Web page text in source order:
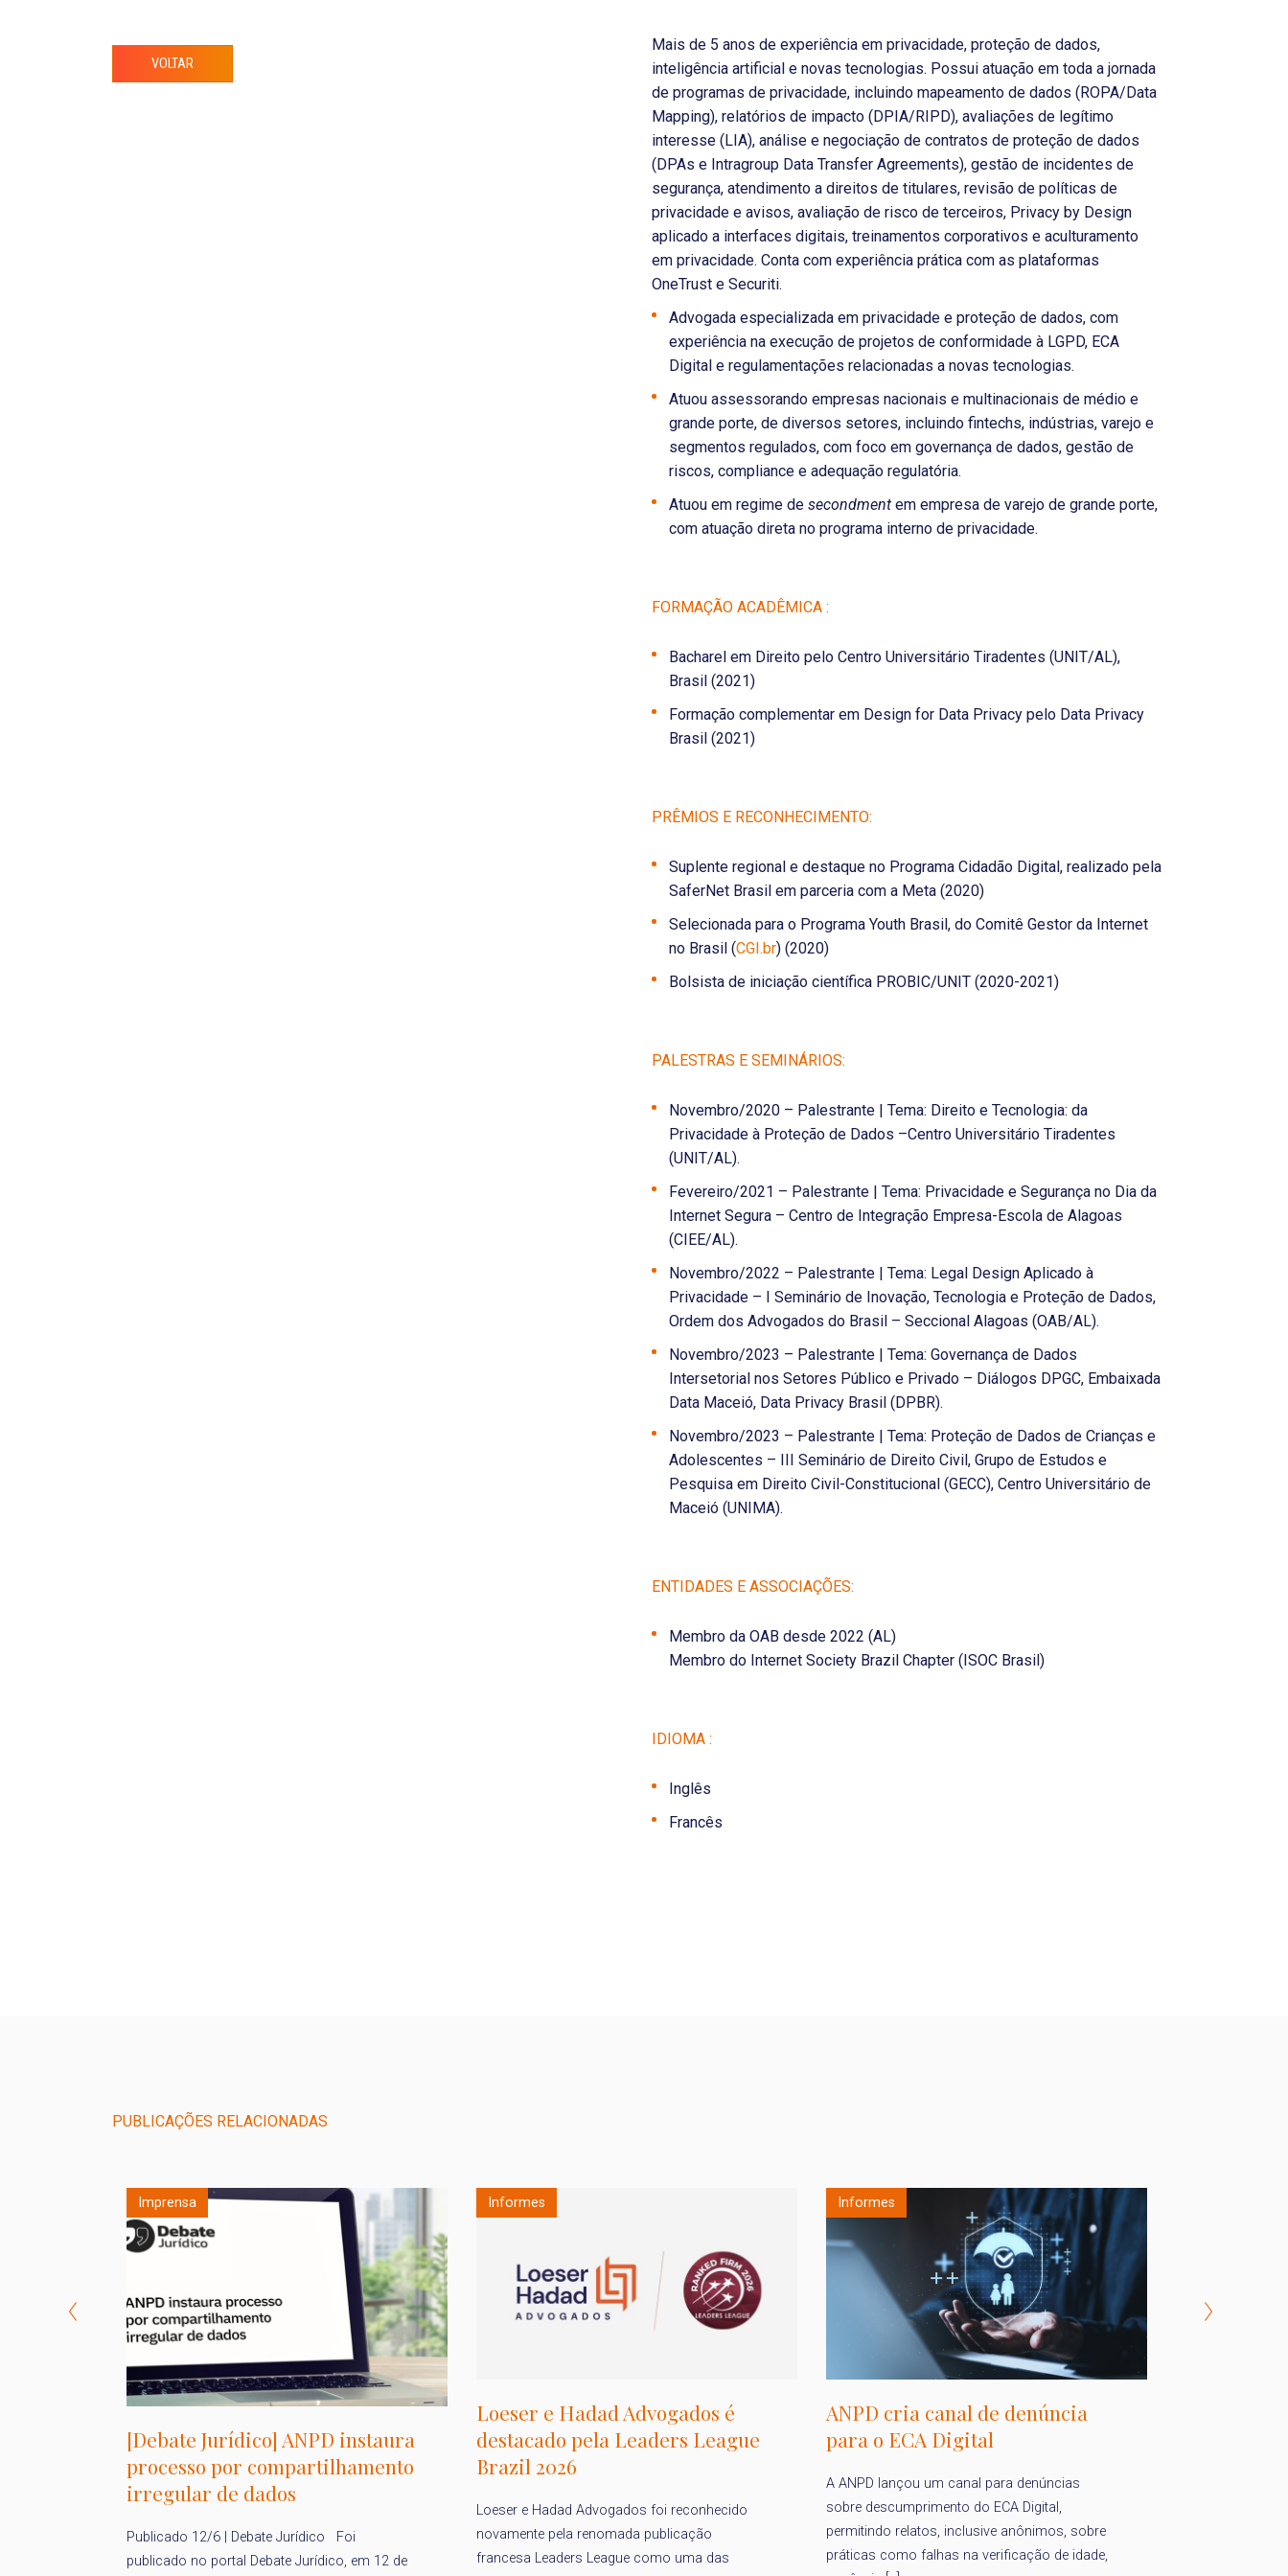
VOLTAR
Mais de 5 anos de experiência em privacidade, proteção de dados,
inteligência artificial e novas tecnologias. Possui atuação em toda a jornada
de programas de privacidade, incluindo mapeamento de dados (ROPA/Data
Mapping), relatórios de impacto (DPIA/RIPD), avaliações de legítimo
interesse (LIA), análise e negociação de contratos de proteção de dados
(DPAs e Intragroup Data Transfer Agreements), gestão de incidentes de
segurança, atendimento a direitos de titulares, revisão de políticas de
privacidade e avisos, avaliação de risco de terceiros, Privacy by Design
aplicado a interfaces digitais, treinamentos corporativos e aculturamento
em privacidade. Conta com experiência prática com as plataformas
OneTrust e Securiti.
Advogada especializada em privacidade e proteção de dados, com
experiência na execução de projetos de conformidade à LGPD, ECA
Digital e regulamentações relacionadas a novas tecnologias.
Atuou assessorando empresas nacionais e multinacionais de médio e
grande porte, de diversos setores, incluindo fintechs, indústrias, varejo e
segmentos regulados, com foco em governança de dados, gestão de
riscos, compliance e adequação regulatória.
Atuou em regime de secondment em empresa de varejo de grande porte,
com atuação direta no programa interno de privacidade.
FORMAÇÃO ACADÊMICA :
Bacharel em Direito pelo Centro Universitário Tiradentes (UNIT/AL),
Brasil (2021)
Formação complementar em Design for Data Privacy pelo Data Privacy
Brasil (2021)
PRÊMIOS E RECONHECIMENTO:
Suplente regional e destaque no Programa Cidadão Digital, realizado pela
SaferNet Brasil em parceria com a Meta (2020)
Selecionada para o Programa Youth Brasil, do Comitê Gestor da Internet
no Brasil (CGI.br) (2020)
Bolsista de iniciação científica PROBIC/UNIT (2020-2021)
PALESTRAS E SEMINÁRIOS:
Novembro/2020 – Palestrante | Tema: Direito e Tecnologia: da
Privacidade à Proteção de Dados –Centro Universitário Tiradentes
(UNIT/AL).
Fevereiro/2021 – Palestrante | Tema: Privacidade e Segurança no Dia da
Internet Segura – Centro de Integração Empresa-Escola de Alagoas
(CIEE/AL).
Novembro/2022 – Palestrante | Tema: Legal Design Aplicado à
Privacidade – I Seminário de Inovação, Tecnologia e Proteção de Dados,
Ordem dos Advogados do Brasil – Seccional Alagoas (OAB/AL).
Novembro/2023 – Palestrante | Tema: Governança de Dados
Intersetorial nos Setores Público e Privado – Diálogos DPGC, Embaixada
Data Maceió, Data Privacy Brasil (DPBR).
Novembro/2023 – Palestrante | Tema: Proteção de Dados de Crianças e
Adolescentes – III Seminário de Direito Civil, Grupo de Estudos e
Pesquisa em Direito Civil-Constitucional (GECC), Centro Universitário de
Maceió (UNIMA).
ENTIDADES E ASSOCIAÇÕES:
Membro da OAB desde 2022 (AL)
Membro do Internet Society Brazil Chapter (ISOC Brasil)
IDIOMA :
Inglês
Francês
PUBLICAÇÕES RELACIONADAS
Imprensa
[Debate Jurídico] ANPD instaura
processo por compartilhamento
irregular de dados
Publicado 12/6 | Debate Jurídico Foi
publicado no portal Debate Jurídico, em 12 de
Informes
Loeser e Hadad Advogados é
destacado pela Leaders League
Brazil 2026
Loeser e Hadad Advogados foi reconhecido
novamente pela renomada publicação
francesa Leaders League como uma das
Informes
ANPD cria canal de denúncia
para o ECA Digital
A ANPD lançou um canal para denúncias
sobre descumprimento do ECA Digital,
permitindo relatos, inclusive anônimos, sobre
práticas como falhas na verificação de idade,